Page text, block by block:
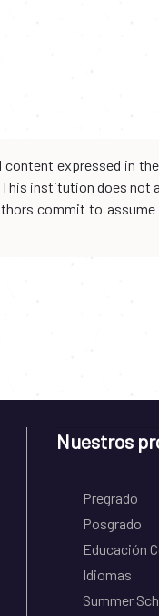
content expressed in
institution does
commit to
Nuestros
Pregrado
Posgrado
Educación
Idiomas
Summer